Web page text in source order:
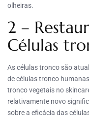
olheiras.
2 –
Células
As células tronco são
de células tronco
tronco vegetais no
relativamente novo
sobre a eficácia das